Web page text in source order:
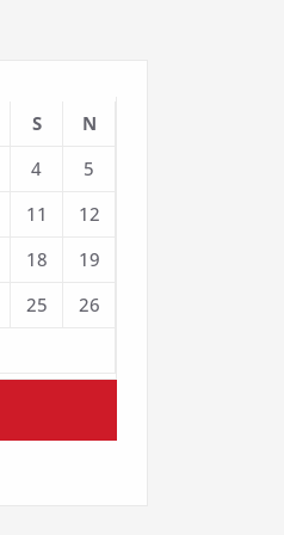
S
N
4
5
11
12
18
19
25
26